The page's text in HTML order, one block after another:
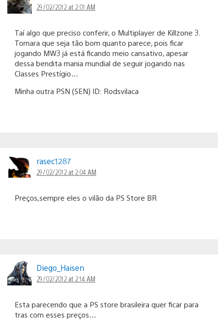
29/02/2012 at 2:01 AM
Taí algo que preciso conferir, o Multiplayer de Killzone 3.
Tomara que seja tão bom quanto parece, pois ficar
jogando MW3 já está ficando meio cansativo, apesar
dessa bendita mania mundial de seguir jogando nas
Classes Prestígio…
Minha outra PSN (SEN) ID: Rodsvilaca
rasec1287
29/02/2012 at 2:04 AM
Preços,sempre eles o vilão da PS Store BR
Diego_Haisen
29/02/2012 at 2:14 AM
Esta parecendo que a PS store brasileira quer ficar para
tras com esses preços…